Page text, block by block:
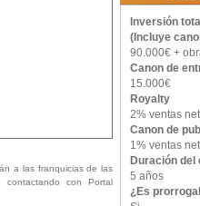
Inversión inicial
refrigeradas,
la obra civil que
a las franquicias de las
contactando con Portal
Inversión
(Incluye
90.000€ +
Canon de
15.000€
Royalty
2% ventas
Canon de
1% ventas
Duración del
5 años
¿Es